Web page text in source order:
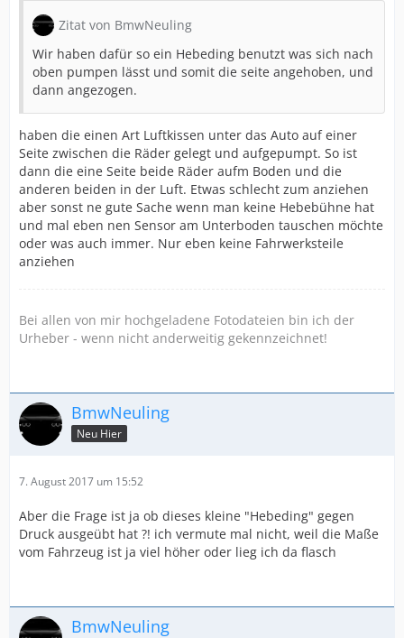
Zitat von BmwNeuling
Wir haben dafür so ein Hebeding benutzt was sich nach
oben pumpen lässt und somit die seite angehoben, und
dann angezogen.
haben die einen Art Luftkissen unter das Auto auf einer
Seite zwischen die Räder gelegt und aufgepumpt. So ist
dann die eine Seite beide Räder aufm Boden und die
anderen beiden in der Luft. Etwas schlecht zum anziehen
aber sonst ne gute Sache wenn man keine Hebebühne hat
und mal eben nen Sensor am Unterboden tauschen möchte
oder was auch immer. Nur eben keine Fahrwerksteile
anziehen
Bei allen von mir hochgeladene Fotodateien bin ich der
Urheber - wenn nicht anderweitig gekennzeichnet!
BmwNeuling
Neu Hier
7. August 2017 um 15:52
Aber die Frage ist ja ob dieses kleine "Hebeding" gegen
Druck ausgeübt hat ?! ich vermute mal nicht, weil die Maße
vom Fahrzeug ist ja viel höher oder lieg ich da flasch
BmwNeuling